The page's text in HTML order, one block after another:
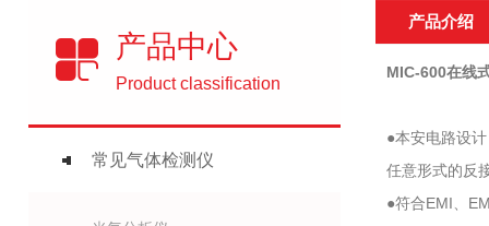
产品中心
Product classification
常见气体检测仪
产品介绍
MIC-600在线
●本安电路设
任意形式的反
●符合EMI、